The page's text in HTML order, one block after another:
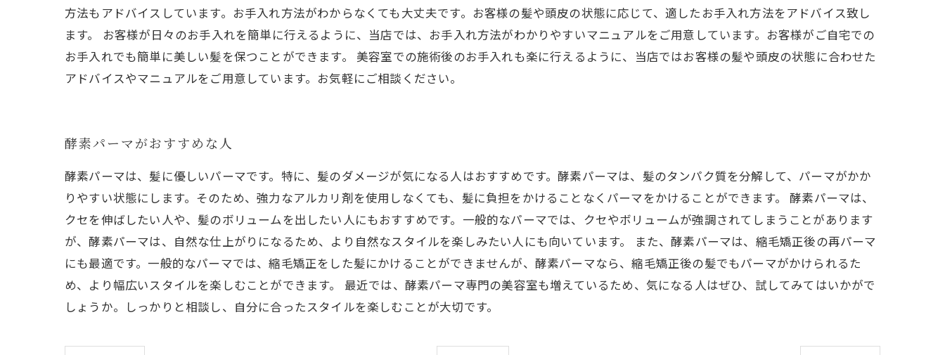
方法もアドバイスしています。お手入れ方法がわからなくても大丈夫です。お客様の髪や頭皮の状態に応じて、適したお手入れ方法をアドバイス致し
ます。 お客様が日々のお手入れを簡単に行えるように、当店では、お手入れ方法がわかりやすいマニュアルをご用意しています。お客様がご自宅での
お手入れでも簡単に美しい髪を保つことができます。 美容室での施術後のお手入れも楽に行えるように、当店ではお客様の髪や頭皮の状態に合わせた
アドバイスやマニュアルをご用意しています。お気軽にご相談ください。
酵素パーマがおすすめな人
酵素パーマは、髪に優しいパーマです。特に、髪のダメージが気になる人はおすすめです。酵素パーマは、髪のタンパク質を分解して、パーマがかか
りやすい状態にします。そのため、強力なアルカリ剤を使用しなくても、髪に負担をかけることなくパーマをかけることができます。 酵素パーマは、
クセを伸ばしたい人や、髪のボリュームを出したい人にもおすすめです。一般的なパーマでは、クセやボリュームが強調されてしまうことがあります
が、酵素パーマは、自然な仕上がりになるため、より自然なスタイルを楽しみたい人にも向いています。 また、酵素パーマは、縮毛矯正後の再パーマ
にも最適です。一般的なパーマでは、縮毛矯正をした髪にかけることができませんが、酵素パーマなら、縮毛矯正後の髪でもパーマがかけられるた
め、より幅広いスタイルを楽しむことができます。 最近では、酵素パーマ専門の美容室も増えているため、気になる人はぜひ、試してみてはいかがで
しょうか。しっかりと相談し、自分に合ったスタイルを楽しむことが大切です。